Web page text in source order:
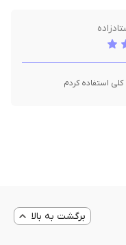
استفاده کردم
برگشت به بالا